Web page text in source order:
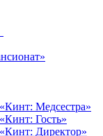
Медсестра»
Гость»
Директор»